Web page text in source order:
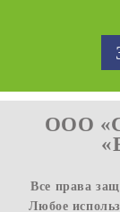
ООО
Все права
Любое